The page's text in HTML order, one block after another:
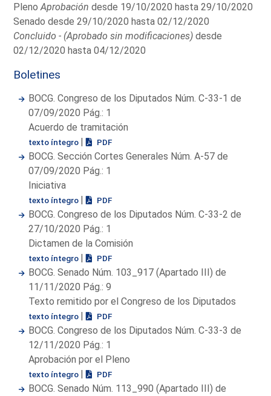
PlenoAprobación desde 19/10/2020 hasta 29/10/2020
Senado desde 29/10/2020 hasta 02/12/2020
Concluido - (Aprobado sin modificaciones) desde
02/12/2020 hasta 04/12/2020
Boletines
BOCG. Congreso de los Diputados Núm. C-33-1 de
07/09/2020 Pág.: 1
Acuerdo de tramitación
texto íntegro | PDF
BOCG. Sección Cortes Generales Núm. A-57 de
07/09/2020 Pág.: 1
Iniciativa
texto íntegro | PDF
BOCG. Congreso de los Diputados Núm. C-33-2 de
27/10/2020 Pág.: 1
Dictamen de la Comisión
texto íntegro | PDF
BOCG. Senado Núm. 103_917 (Apartado III) de
11/11/2020 Pág.: 9
Texto remitido por el Congreso de los Diputados
texto íntegro | PDF
BOCG. Congreso de los Diputados Núm. C-33-3 de
12/11/2020 Pág.: 1
Aprobación por el Pleno
texto íntegro | PDF
BOCG. Senado Núm. 113_990 (Apartado III) de